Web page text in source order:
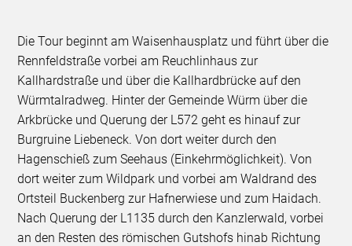
Die Tour beginnt am Waisenhausplatz und führt über die
Rennfeldstraße vorbei am Reuchlinhaus zur
Kallhardstraße und über die Kallhardbrücke auf den
Würmtalradweg. Hinter der Gemeinde Würm über die
Arkbrücke und Querung der L572 geht es hinauf zur
Burgruine Liebeneck. Von dort weiter durch den
Hagenschieß zum Seehaus (Einkehrmöglichkeit). Von
dort weiter zum Wildpark und vorbei am Waldrand des
Ortsteil Buckenberg zur Hafnerwiese und zum Haidach.
Nach Querung der L1135 durch den Kanzlerwald, vorbei
an den Resten des römischen Gutshofs hinab Richtung